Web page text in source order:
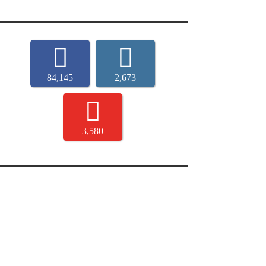
84,145 2,673
3,580